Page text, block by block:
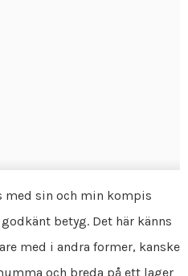
med sin och min kompis
betyg. Det här känns
med i andra former, kanske
och breda på ett lager